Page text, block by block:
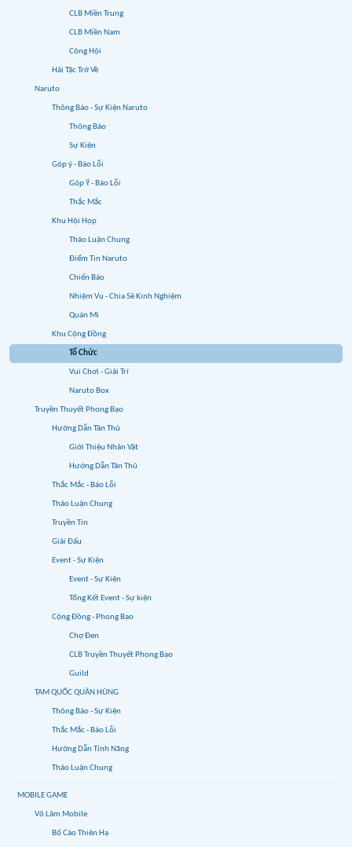
CLB Miền Trung
CLB Miền Nam
Công Hội
Hải Tặc Trở Về
Naruto
Thông Báo - Sự Kiện Naruto
Thông Báo
Sự Kiện
Góp ý - Báo Lỗi
Góp Ý - Báo Lỗi
Thắc Mắc
Khu Hội Họp
Thảo Luận Chung
Điểm Tin Naruto
Chiến Báo
Nhiệm Vụ - Chia Sẻ Kinh Nghiệm
Quán Mì
Khu Cộng Đồng
Tổ Chức
Vui Chơi - Giải Trí
Naruto Box
Truyền Thuyết Phong Bạo
Hướng Dẫn Tân Thủ
Giới Thiệu Nhân Vật
Hướng Dẫn Tân Thủ
Thắc Mắc - Báo Lỗi
Thảo Luận Chung
Truyền Tin
Giải Đấu
Event - Sự Kiện
Event - Sự Kiện
Tổng Kết Event - Sự kiện
Cộng Đồng - Phong Bạo
Chợ Đen
CLB Truyền Thuyết Phong Bạo
Guild
TAM QUỐC QUẦN HÙNG
Thông Báo - Sự Kiện
Thắc Mắc - Báo Lỗi
Hướng Dẫn Tính Năng
Thảo Luận Chung
MOBILE GAME
Võ Lâm Mobile
Bố Cáo Thiên Hạ